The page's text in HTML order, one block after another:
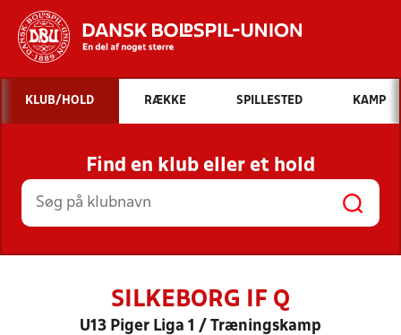
Hvad vil du søge efter?
INDHOLD OG NYHEDER
STILLINGER, RESULTATER, KLUBBER OG
HOLD
KLUB/HOLD RÆKKE SPILLESTED KAMP
Find en klub eller et hold
SILKEBORG IF Q
U13 Piger Liga 1 / Træningskamp